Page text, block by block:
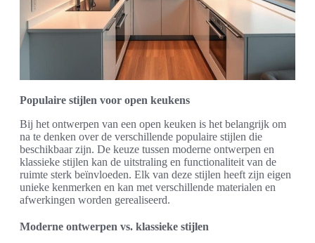
Populaire stijlen voor open keukens
Bij het ontwerpen van een open keuken is het belangrijk om
na te denken over de verschillende populaire stijlen die
beschikbaar zijn. De keuze tussen moderne ontwerpen en
klassieke stijlen kan de uitstraling en functionaliteit van de
ruimte sterk beïnvloeden. Elk van deze stijlen heeft zijn eigen
unieke kenmerken en kan met verschillende materialen en
afwerkingen worden gerealiseerd.
Moderne ontwerpen vs. klassieke stijlen